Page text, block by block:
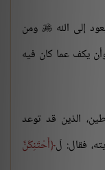
إلى الله ومن
يكف عما كان فيه
الذين قد توعد
فقال: لَ أَحْتَنِكَنَّ